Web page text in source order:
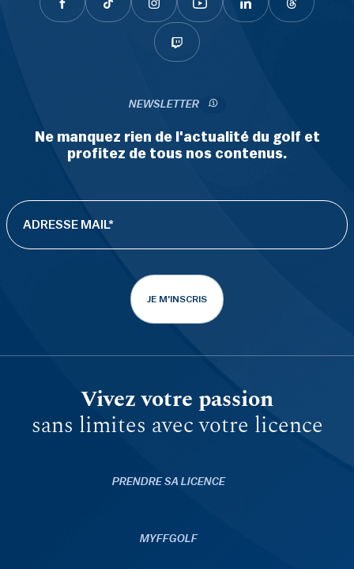
NEWSLETTER
Ne manquez rien de l'actualité du golf et
profitez de tous nos contenus.
JE M'INSCRIS
Vivez votre passion
sans limites avec votre licence
PRENDRE SA LICENCE
MYFFGOLF